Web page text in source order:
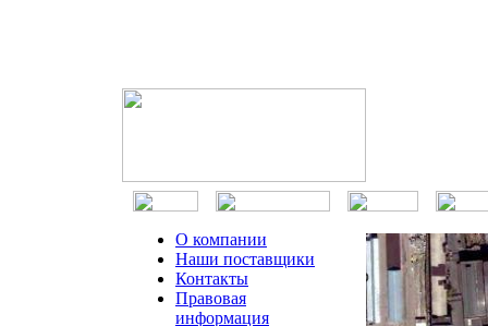
О компании
Наши поставщики
Контакты
Правовая
информация